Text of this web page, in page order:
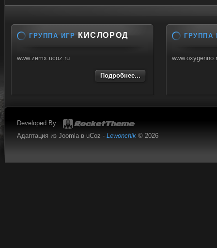
ГРУППА ИГР КИСЛОРОД
www.zemx.ucoz.ru
Подробнее...
ГРУППА
Developed By
Адаптация из Joomla в uCoz - Lewonchik © 2026